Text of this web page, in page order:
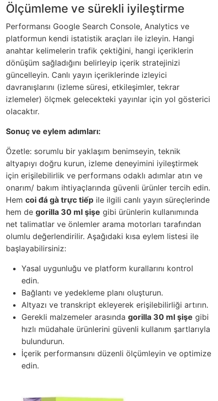
Ölçümleme ve sürekli iyileştirme
Performansı Google Search Console, Analytics ve
platformun kendi istatistik araçları ile izleyin. Hangi
anahtar kelimelerin trafik çektiğini, hangi içeriklerin
dönüşüm sağladığını belirleyip içerik stratejinizi
güncelleyin. Canlı yayın içeriklerinde izleyici
davranışlarını (izleme süresi, etkileşimler, tekrar
izlemeler) ölçmek gelecekteki yayınlar için yol gösterici
olacaktır.
Sonuç ve eylem adımları:
Özetle: sorumlu bir yaklaşım benimseyin, teknik
altyapıyı doğru kurun, izleme deneyimini iyileştirmek
için erişilebilirlik ve performans odaklı adımlar atın ve
onarım/ bakım ihtiyaçlarında güvenli ürünler tercih edin.
Hem coi đá gà trực tiếp ile ilgili canlı yayın süreçlerinde
hem de gorilla 30 ml şişe gibi ürünlerin kullanımında
net talimatlar ve önlemler arama motorları tarafından
olumlu değerlendirilir. Aşağıdaki kısa eylem listesi ile
başlayabilirsiniz:
Yasal uygunluğu ve platform kurallarını kontrol
edin.
Bağlantı ve yedekleme planı oluşturun.
Altyazı ve transkript ekleyerek erişilebilirliği artırın.
Gerekli malzemeler arasında gorilla 30 ml şişe gibi
hızlı müdahale ürünlerini güvenli kullanım şartlarıyla
bulundurun.
İçerik performansını düzenli ölçümleyin ve optimize
edin.